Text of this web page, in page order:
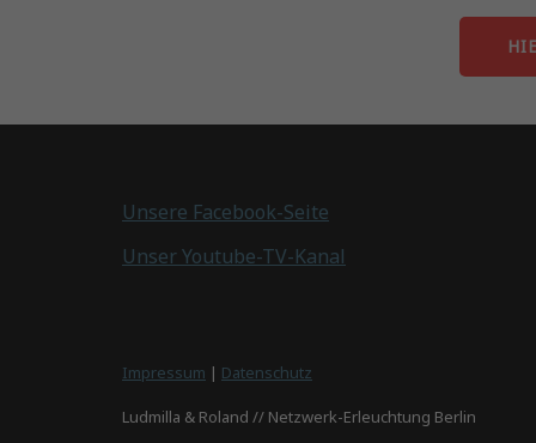
Unsere Facebook-Seite
Unser Youtube-TV-Kanal
Impressum | Datenschutz
Ludmilla & Roland // Netzwerk-Erleuchtung Berlin